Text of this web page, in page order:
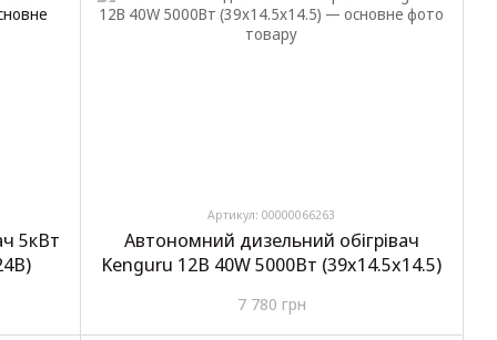
5кВт
Артикул: 00000066263
Автономний дизельний обігрівач
Kenguru 12В 40W 5000Вт (39x14.5x14.5)
7 780 грн